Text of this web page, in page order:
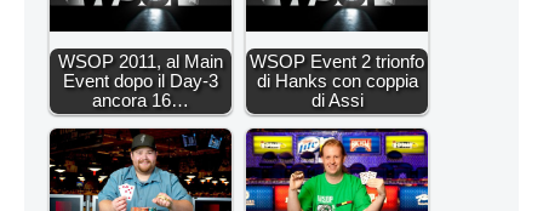
WSOP 2011, al Main
Event dopo il Day-3
ancora 16…
WSOP Event 2 trionfo
di Hanks con coppia
di Assi